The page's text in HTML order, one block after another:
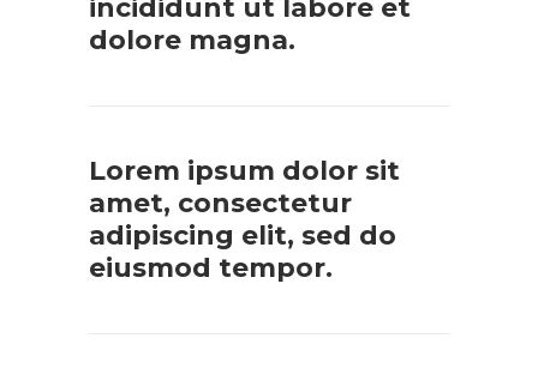
incididunt ut labore et
dolore magna.
Lorem ipsum dolor sit
amet, consectetur
adipiscing elit, sed do
eiusmod tempor.